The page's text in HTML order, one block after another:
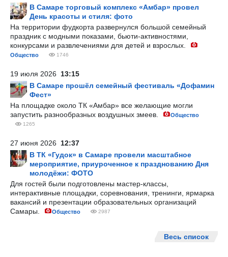
В Самаре торговый комплекс «Амбар» провел
День красоты и стиля: фото
На территории фудкорта развернулся большой семейный
праздник с модными показами, бьюти-активностями,
конкурсами и развлечениями для детей и взрослых.
Общество 1746
19 июля 2026 13:15
В Самаре прошёл семейный фестиваль «Дофамин
Фест»
На площадке около ТК «Амбар» все желающие могли
запустить разнообразных воздушных змеев.
Общество
1265
27 июня 2026 12:37
В ТК «Гудок» в Самаре провели масштабное
мероприятие, приуроченное к празднованию Дня
молодёжи: ФОТО
Для гостей были подготовлены мастер-классы,
интерактивные площадки, соревнования, тренинги, ярмарка
вакансий и презентации образовательных организаций
Самары.
Общество 2987
Весь список